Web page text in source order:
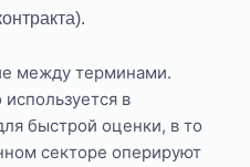
между терминами.
используется в
быстрой оценки, в то
секторе оперируют